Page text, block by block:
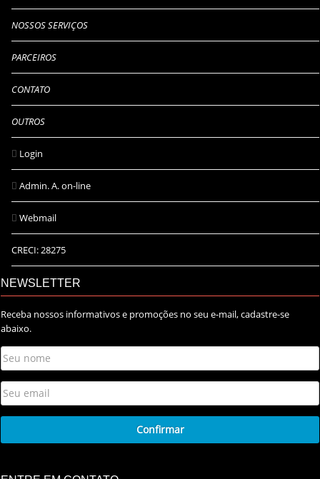
NOSSOS SERVIÇOS
PARCEIROS
CONTATO
OUTROS
Login
Admin. A. on-line
Webmail
CRECI: 28275
NEWSLETTER
Receba nossos informativos e promoções no seu e-mail, cadastre-se
abaixo.